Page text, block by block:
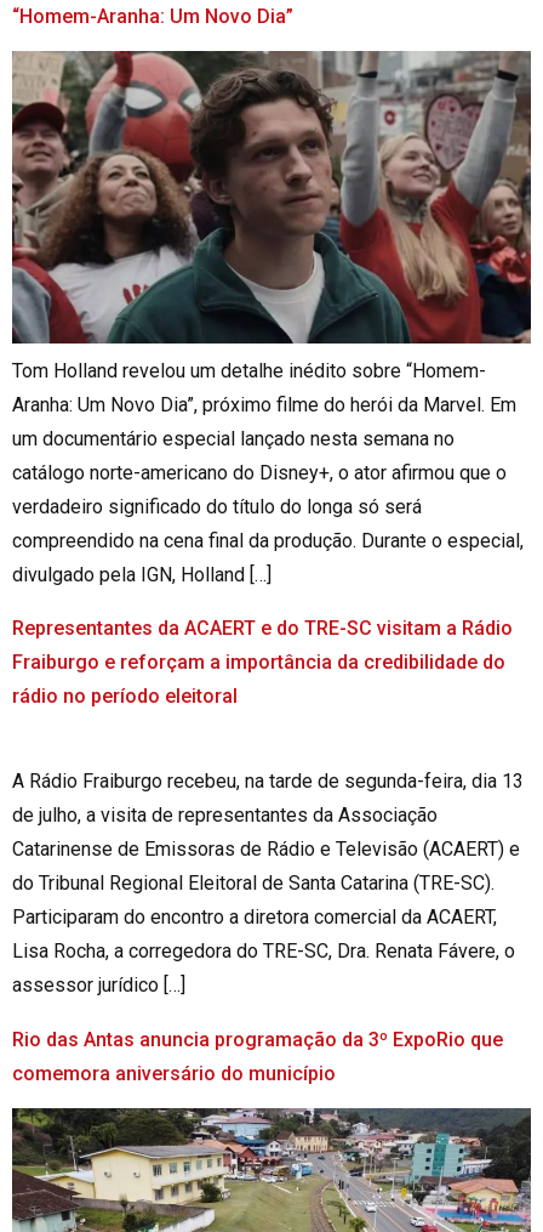
“Homem-Aranha: Um Novo Dia”
Tom Holland revelou um detalhe inédito sobre “Homem-
Aranha: Um Novo Dia”, próximo filme do herói da Marvel. Em
um documentário especial lançado nesta semana no
catálogo norte-americano do Disney+, o ator afirmou que o
verdadeiro significado do título do longa só será
compreendido na cena final da produção. Durante o especial,
divulgado pela IGN, Holland […]
Representantes da ACAERT e do TRE-SC visitam a Rádio
Fraiburgo e reforçam a importância da credibilidade do
rádio no período eleitoral
A Rádio Fraiburgo recebeu, na tarde de segunda-feira, dia 13
de julho, a visita de representantes da Associação
Catarinense de Emissoras de Rádio e Televisão (ACAERT) e
do Tribunal Regional Eleitoral de Santa Catarina (TRE-SC).
Participaram do encontro a diretora comercial da ACAERT,
Lisa Rocha, a corregedora do TRE-SC, Dra. Renata Fávere, o
assessor jurídico […]
Rio das Antas anuncia programação da 3º ExpoRio que
comemora aniversário do município